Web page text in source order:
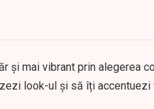
și mai vibrant prin alegerea
look-ul și să îți accentuezi